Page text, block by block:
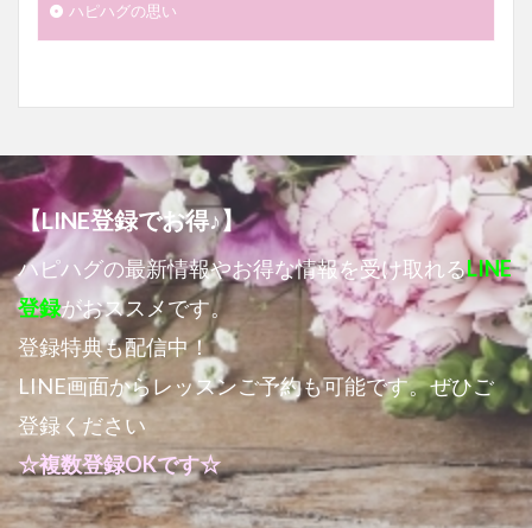
ハピハグの思い
【LINE登録でお得♪】
ハピハグの最新情報やお得な情報を受け取れるLINE
登録がおススメです。
登録特典も配信中！
LINE画面からレッスンご予約も可能です。ぜひご
登録ください
☆複数登録OKです☆